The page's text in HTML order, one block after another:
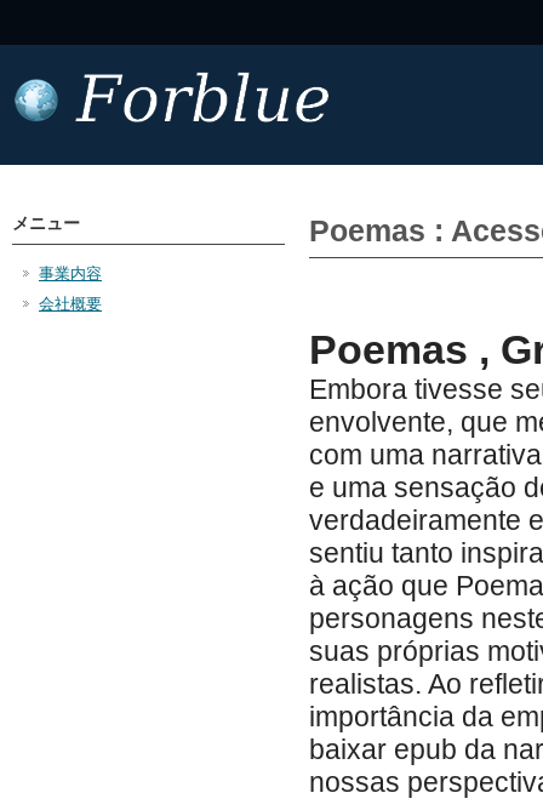
Poemas :
Poemas ,
Embora tivesse
envolvente, que
com uma
e uma sensação
verdadeiramente
sentiu tanto
à ação que
personagens
suas próprias
realistas. Ao
importância da
baixar epub da
nossas
メニュー
事業内容
会社概要